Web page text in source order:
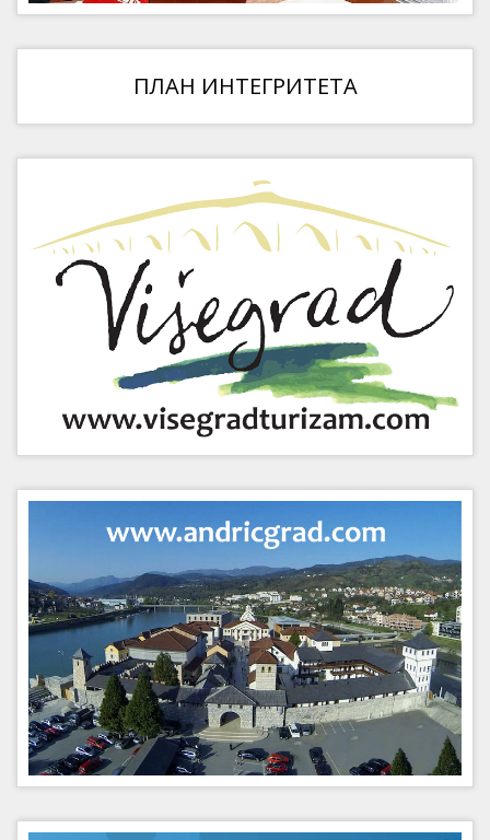
ПЛАН ИНТЕГРИТЕТА